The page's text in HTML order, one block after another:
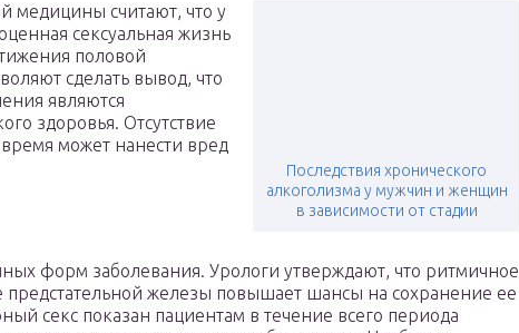
Последствия хронического
алкоголизма у мужчин и женщин
в зависимости от стадии
медицины считают, что у
сексуальная жизнь
половой
сделать вывод, что
являются
здоровья. Отсутствие
может нанести вред
форм заболевания. Урологи утверждают, что ритмичное
железы повышает шансы на сохранение ее
секс показан пациентам в течение всего периода